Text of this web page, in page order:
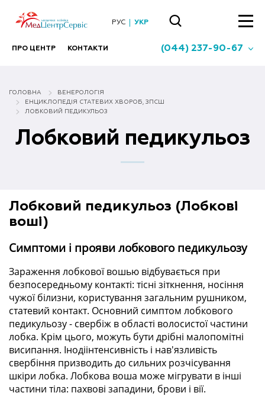
РУС УКР
ПРО ЦЕНТР КОНТАКТИ (044) 237-90-67
ГОЛОВНА
ВЕНЕРОЛОГІЯ
ЕНЦИКЛОПЕДІЯ СТАТЕВИХ ХВОРОБ, ЗПСШ
ЛОБКОВИЙ ПЕДИКУЛЬОЗ
Лобковий педикульоз
Лобковий педикульоз (Лобкові
воші)
Симптоми і прояви лобкового педикульозу
Зараження лобкової вошью відбувається при
безпосередньому контакті: тісні зіткнення, носіння
чужої білизни, користування загальним рушником,
статевий контакт. Основний симптом лобкового
педикульозу - свербіж в області волосистої частини
лобка. Крім цього, можуть бути дрібні малопомітні
висипання. Інодіінтенсивність і нав'язливість
свербіння призводить до сильних розчісування
шкіри лобка. Лобкова воша може мігрувати в інші
частини тіла: пахвові западини, брови і вії.